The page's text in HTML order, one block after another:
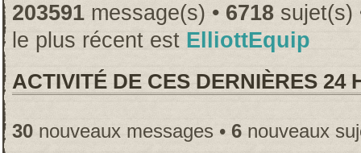
203591 message(s) • 6718 sujet(s)
le plus récent est ElliottEquip
ACTIVITÉ DE CES DERNIÈRES 24
30 nouveaux messages • 6 nouveaux